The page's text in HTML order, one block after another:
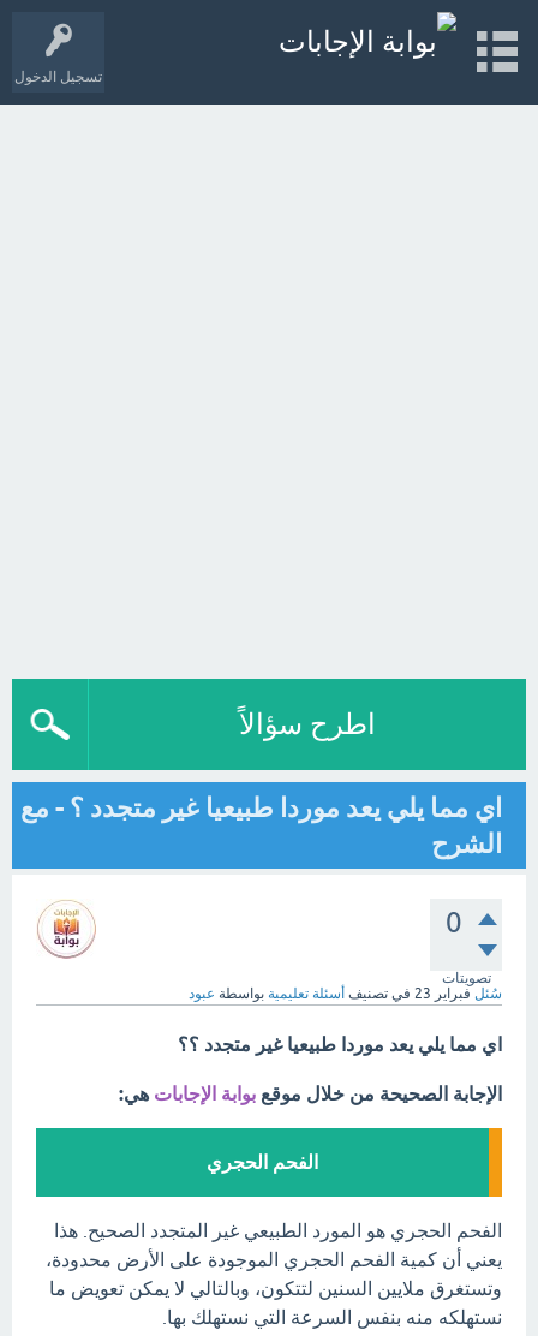
تسجيل الدخول
اطرح سؤالاً
اي مما يلي يعد موردا طبيعيا غير متجدد ؟ - مع
الشرح
0
تصويتات
سُئل فبراير 23 في تصنيف أسئلة تعليمية بواسطة عبود
اي مما يلي يعد موردا طبيعيا غير متجدد ؟؟
الإجابة الصحيحة من خلال موقع بوابة الإجابات هي:
الفحم الحجري
الفحم الحجري هو المورد الطبيعي غير المتجدد الصحيح. هذا
يعني أن كمية الفحم الحجري الموجودة على الأرض محدودة،
وتستغرق ملايين السنين لتتكون، وبالتالي لا يمكن تعويض ما
نستهلكه منه بنفس السرعة التي نستهلك بها.